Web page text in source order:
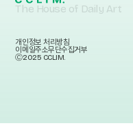
The House of Daily Art
개인정보 처리방침
이메일주소무단수집거부
Ⓒ2025 CCLIM.